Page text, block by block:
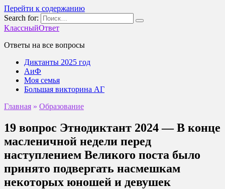
Перейти к содержанию
Search for:
КлассныйОтвет
Ответы на все вопросы
Диктанты 2025 год
АиФ
Моя семья
Большая викторина АГ
Главная » Образование
19 вопрос Этнодиктант 2024 — В конце
масленичной недели перед
наступлением Великого поста было
принято подвергать насмешкам
некоторых юношей и девушек